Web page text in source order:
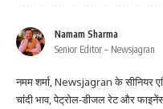
Namam Sharma
Senior Editor – Newsjagran
नमम शर्मा, Newsjagran के सीनियर
चांदी भाव, पेट्रोल-डीजल रेट और